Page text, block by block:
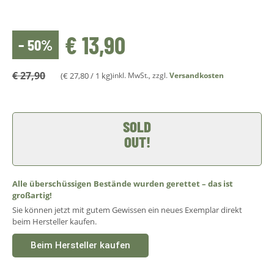
– 50% €13,90
€27,90 (€ 27,80/ 1 kg)inkl. MwSt., zzgl.Versandkosten
SOLD
OUT!
Alle überschüssigen Bestände wurden gerettet – das ist
großartig!
Sie können jetzt mit gutem Gewissen ein neues Exemplar direkt
beim Hersteller kaufen.
Beim Hersteller kaufen